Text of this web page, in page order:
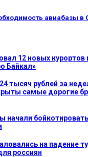
авиабазы в
12 новых курортов
Байкал»
тысяч рублей за
самые дорогие
начали
на падение
россиян